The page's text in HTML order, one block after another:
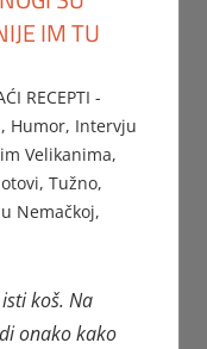
IM TU
RECEPTI -
, Humor, Intervju
Velikanima,
, Tužno,
Nemačkoj,
koš. Na
onako kako